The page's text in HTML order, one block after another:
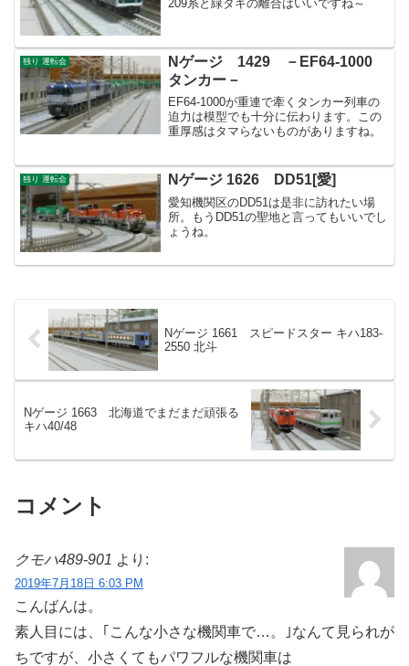
209系と緑タキの離合はいいですね～
独り 運転会
Nゲージ 1429 －EF64-1000
タンカー－
EF64-1000が重連で牽くタンカー列車の
迫力は模型でも十分に伝わります。この
重厚感はタマらないものがありますね。
独り 運転会 Nゲージ 1626 DD51[愛]
愛知機関区のDD51は是非に訪れたい場
所。もうDD51の聖地と言ってもいいでし
ょうね。
Nゲージ 1661 スピードスター キハ183-
2550 北斗
Nゲージ 1663 北海道でまだまだ頑張る
キハ40/48
コメント
クモハ489-901 より:
2019年7月18日 6:03 PM
こんばんは。
素人目には、｢こんな小さな機関車で…。｣なんて見られが
ちですが、小さくてもパワフルな機関車は